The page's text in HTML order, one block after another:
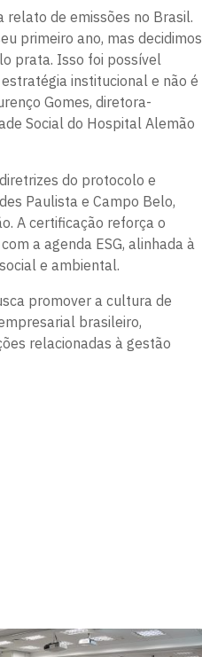
relato de emissões no Brasil.
primeiro ano, mas decidimos
prata. Isso foi possível
institucional e não é
Gomes, diretora-
Social do Hospital Alemão
do protocolo e
Paulista e Campo Belo,
A certificação reforça o
a agenda ESG, alinhada à
e ambiental.
promover a cultura de
brasileiro,
relacionadas à gestão